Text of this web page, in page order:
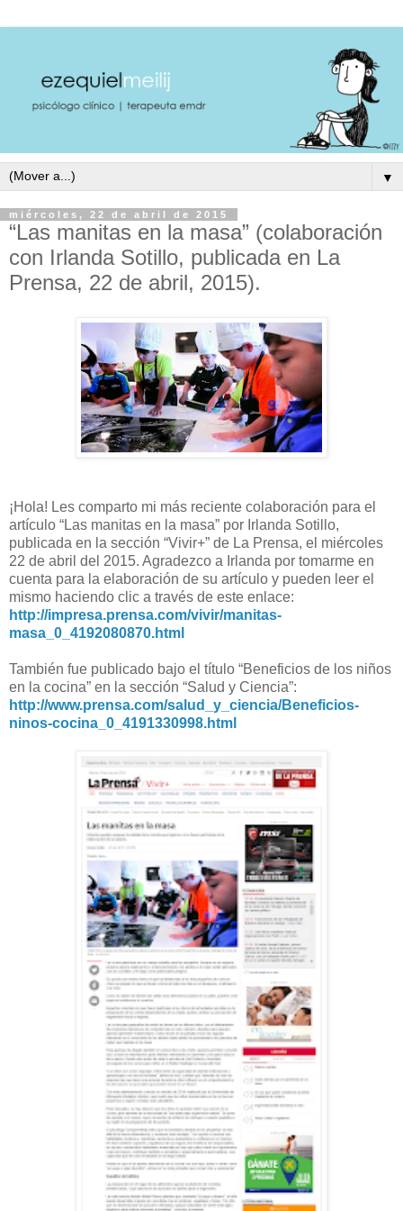
▼
miércoles, 22 de abril de 2015
“Las manitas en la masa” (colaboración
con Irlanda Sotillo, publicada en La
Prensa, 22 de abril, 2015).
¡Hola! Les comparto mi más reciente colaboración para el
artículo “Las manitas en la masa” por Irlanda Sotillo,
publicada en la sección “Vivir+” de La Prensa, el miércoles
22 de abril del 2015. Agradezco a Irlanda por tomarme en
cuenta para la elaboración de su artículo y pueden leer el
mismo haciendo clic a través de este enlace:
http://impresa.prensa.com/vivir/manitas-
masa_0_4192080870.html
También fue publicado bajo el título “Beneficios de los niños
en la cocina” en la sección “Salud y Ciencia”:
http://www.prensa.com/salud_y_ciencia/Beneficios-
ninos-cocina_0_4191330998.html